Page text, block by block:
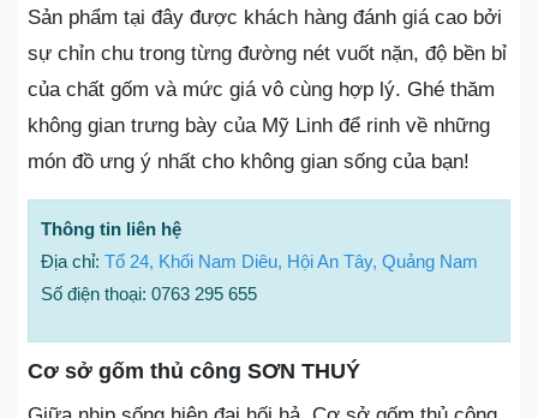
Sản phẩm tại đây được khách hàng đánh giá cao bởi
sự chỉn chu trong từng đường nét vuốt nặn, độ bền bỉ
của chất gốm và mức giá vô cùng hợp lý. Ghé thăm
không gian trưng bày của Mỹ Linh để rinh về những
món đồ ưng ý nhất cho không gian sống của bạn!
Thông tin liên hệ
Địa chỉ: Tổ 24, Khối Nam Diêu, Hội An Tây, Quảng Nam
Số điện thoại: 0763 295 655
Cơ sở gốm thủ công SƠN THUÝ